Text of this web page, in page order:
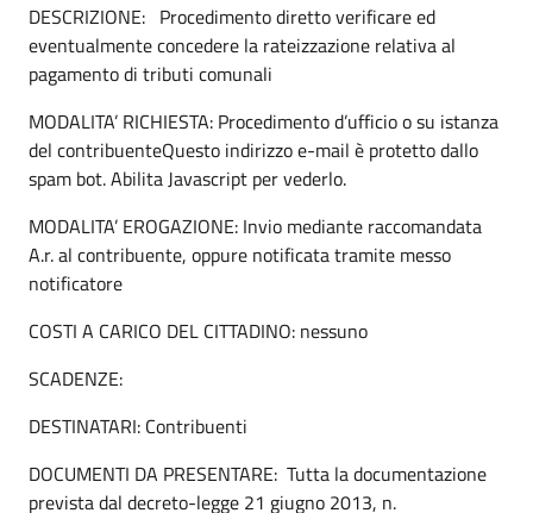
DESCRIZIONE: Procedimento diretto verificare ed
eventualmente concedere la rateizzazione relativa al
pagamento di tributi comunali
MODALITA’ RICHIESTA: Procedimento d’ufficio o su istanza
del contribuenteQuesto indirizzo e-mail è protetto dallo
spam bot. Abilita Javascript per vederlo.
MODALITA’ EROGAZIONE: Invio mediante raccomandata
A.r. al contribuente, oppure notificata tramite messo
notificatore
COSTI A CARICO DEL CITTADINO: nessuno
SCADENZE:
DESTINATARI: Contribuenti
DOCUMENTI DA PRESENTARE: Tutta la documentazione
prevista dal decreto-legge 21 giugno 2013, n.